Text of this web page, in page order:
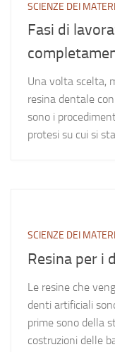
SCIENZE DEI
Fasi di
Una volta scelta,
resina dentale
sono i
protesi su cui si
SCIENZE DEI
Resina per i
Le resine che
denti artificiali
prime sono della
costruzioni delle